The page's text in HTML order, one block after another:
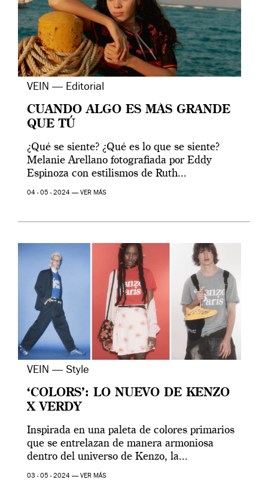
VEIN — Editorial
CUANDO ALGO ES MÁS GRANDE
QUE TÚ
¿Qué se siente? ¿Qué es lo que se siente?
Melanie Arellano fotografiada por Eddy
Espinoza con estilismos de Ruth...
04 - 05 - 2024 — VER MÁS
VEIN — Style
‘COLORS’: LO NUEVO DE KENZO
X VERDY
Inspirada en una paleta de colores primarios
que se entrelazan de manera armoniosa
dentro del universo de Kenzo, la...
03 - 05 - 2024 — VER MÁS